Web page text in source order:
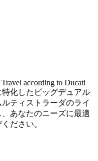
according to Ducati
特化したビッグデュアル
ティストラーダのライ
あなたのニーズに最適
ださい。